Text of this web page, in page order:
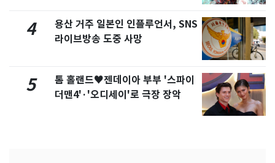
4
용산 거주 일본인 인플루언서, SNS
라이브방송 도중 사망
5
톰 홀랜드♥젠데이아 부부 '스파이
더맨4'·'오디세이'로 극장 장악